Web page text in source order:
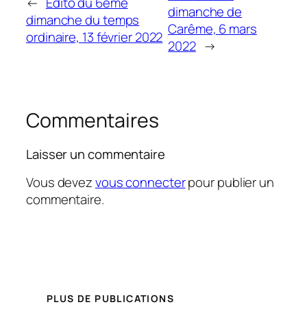
dimanche du temps
ordinaire, 13 février 2022
dimanche de
Carême, 6 mars
2022 →
Commentaires
Laisser un commentaire
Vous devezvous connecterpour publier un
commentaire.
PLUS DE PUBLICATIONS